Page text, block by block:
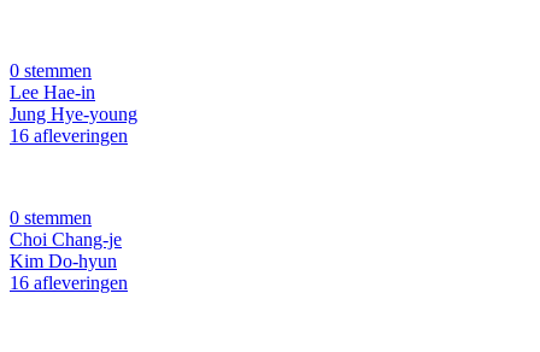
0 stemmen
Lee Hae-in
Jung Hye-young
16 afleveringen
0 stemmen
Choi Chang-je
Kim Do-hyun
16 afleveringen